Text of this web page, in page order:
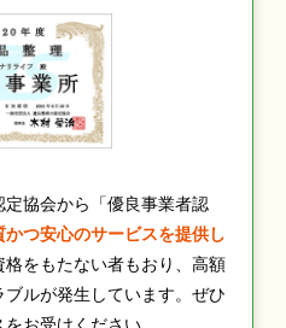
協会から「優良事業者認
かつ安心のサービスを提供し
格をもたない者もおり、高額
ルが発生しています。ぜひ